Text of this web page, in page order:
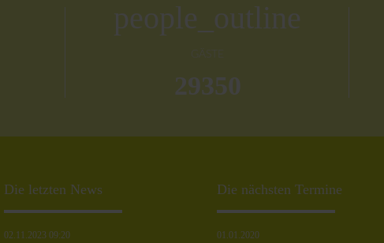
people_outline
GÄSTE
29350
Die letzten News
02.11.2023 09:20
Die nächsten Termine
01.01.2020